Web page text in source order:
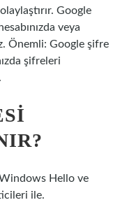
Google
veya
Önemli: Google şifre
şifreleri
Hello ve
ile.